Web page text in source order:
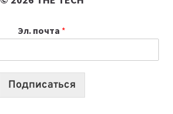
Эл. почта *
Подписаться